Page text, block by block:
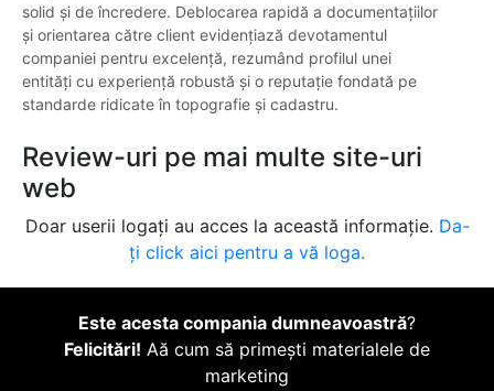
solid și de încredere. Deblocarea rapidă a documentațiilor
și orientarea către client evidențiază devotamentul
companiei pentru excelență, rezumând profilul unei
entități cu experiență robustă și o reputație fondată pe
standarde ridicate în topografie și cadastru.
Review-uri pe mai multe site-uri
web
Doar userii logați au acces la această informație. Da-
ți click aici pentru a vă loga.
Este acesta compania dumneavoastră?
Felicitări! Aă cum să primești materialele de
marketing